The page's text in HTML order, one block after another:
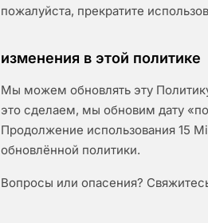
пожалуйста, прекратите
изменения в этой политике
Мы можем обновлять эту
это сделаем, мы обновим дату
Продолжение использования 15
обновлённой политики.
Вопросы или опасения?